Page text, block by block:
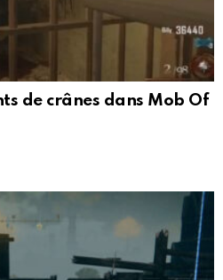
de crânes dans Mob Of